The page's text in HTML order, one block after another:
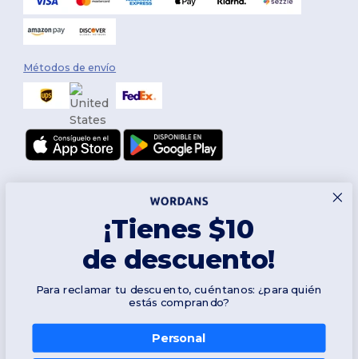
Métodos de envío
2026. Todos los derechos reservados
Términos y Condiciones|Política de personalización|Política de
¡Tienes $10
de descuento!
Para reclamar tu descuento, cuéntanos: ¿para quién
estás comprando?
Personal